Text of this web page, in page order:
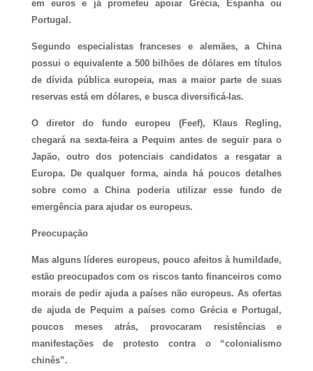
em euros e já prometeu apoiar Grécia, Espanha ou
Portugal.
Segundo especialistas franceses e alemães, a China
possui o equivalente a 500 bilhões de dólares em títulos
de dívida pública europeia, mas a maior parte de suas
reservas está em dólares, e busca diversificá-las.
O diretor do fundo europeu (Feef), Klaus Regling,
chegará na sexta-feira a Pequim antes de seguir para o
Japão, outro dos potenciais candidatos a resgatar a
Europa. De qualquer forma, ainda há poucos detalhes
sobre como a China poderia utilizar esse fundo de
emergência para ajudar os europeus.
Preocupação
Mas alguns líderes europeus, pouco afeitos à humildade,
estão preocupados com os riscos tanto financeiros como
morais de pedir ajuda a países não europeus. As ofertas
de ajuda de Pequim a países como Grécia e Portugal,
poucos meses atrás, provocaram resistências e
manifestações de protesto contra o “colonialismo
chinês”.